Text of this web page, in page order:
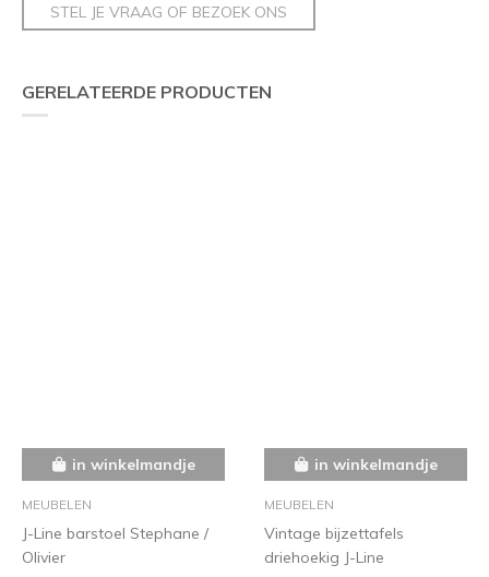
STEL JE VRAAG OF BEZOEK ONS
GERELATEERDE PRODUCTEN
in winkelmandje
MEUBELEN
J-Line barstoel Stephane /
Olivier
in winkelmandje
MEUBELEN
Vintage bijzettafels
driehoekig J-Line